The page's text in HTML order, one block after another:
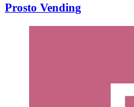
Prosto Vending